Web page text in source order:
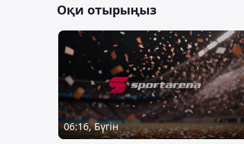
Оқи отырыңыз
06:16, Бүгін